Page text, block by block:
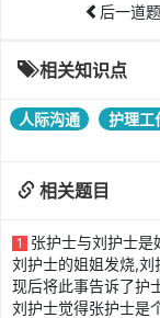
后一道题
相关知识点
人际沟通 护理工
相关题目
1
张护士与刘护士是
刘护士的姐姐发烧,
现后将此事告诉了护
刘护士觉得张护士是